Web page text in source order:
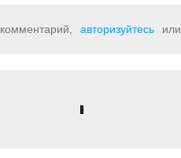
авторизуйтесь или